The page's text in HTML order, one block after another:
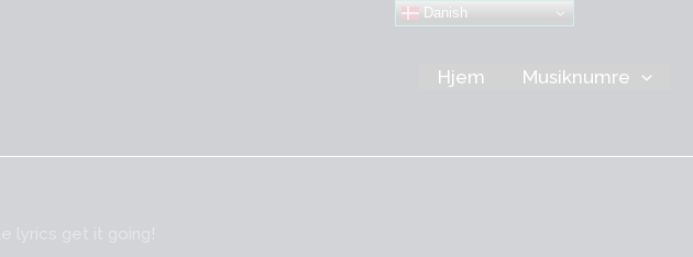
Hjem Musiknumre
Danish